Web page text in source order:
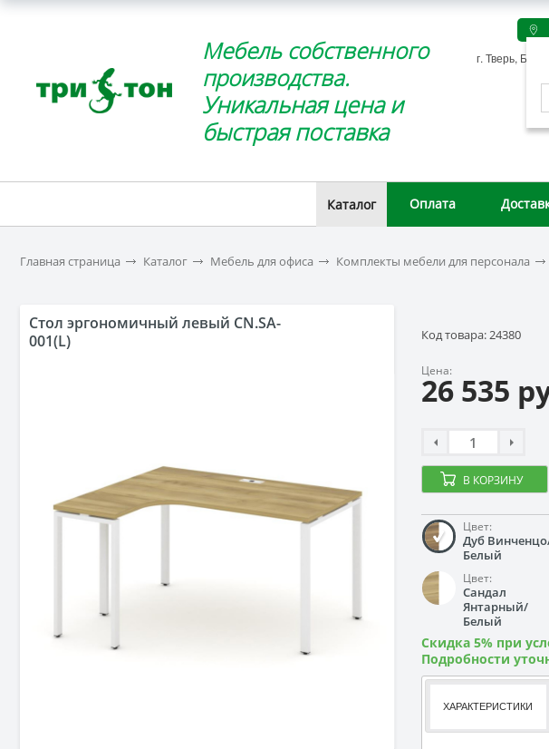
Мебель собственного
производства.
Уникальная цена и
быстрая поставка
г. Тверь,
Каталог Оплата
Главная страница Каталог Мебель для офиса Комплекты мебели для персонала
Стол эргономичный левый CN.SA-
001(L)
Код товара: 24380
Цена:
26 535
В КОРЗИНУ
Цвет:
Дуб
Белый
Цвет:
Сандал
Янтарный/
Белый
Скидка 5% при
Подробности
ХАРАКТЕРИСТИКИ